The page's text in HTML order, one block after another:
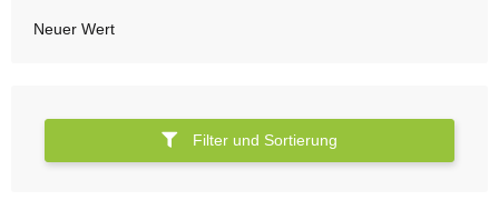
Neuer Wert
Filter und Sortierung